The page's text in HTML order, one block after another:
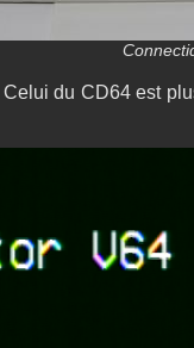
du CD64 est